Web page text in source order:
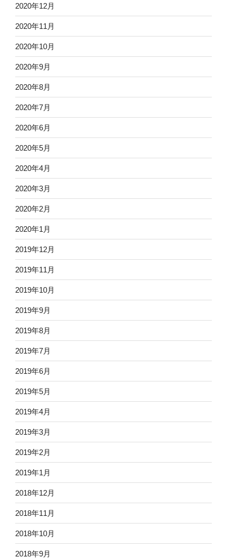
2020年12月
2020年11月
2020年10月
2020年9月
2020年8月
2020年7月
2020年6月
2020年5月
2020年4月
2020年3月
2020年2月
2020年1月
2019年12月
2019年11月
2019年10月
2019年9月
2019年8月
2019年7月
2019年6月
2019年5月
2019年4月
2019年3月
2019年2月
2019年1月
2018年12月
2018年11月
2018年10月
2018年9月